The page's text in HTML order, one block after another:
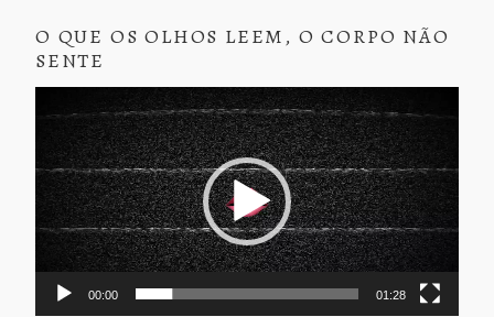
O QUE OS OLHOS LEEM, O CORPO NÃO
SENTE
de
vídeo
00:00 01:28